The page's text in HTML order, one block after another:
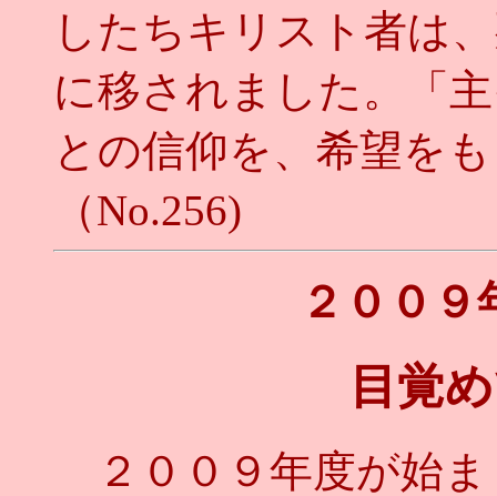
したちキリスト者は
に移されました。「
との信仰を、希望を
（No.256)
２００
目覚
２００９年度が始